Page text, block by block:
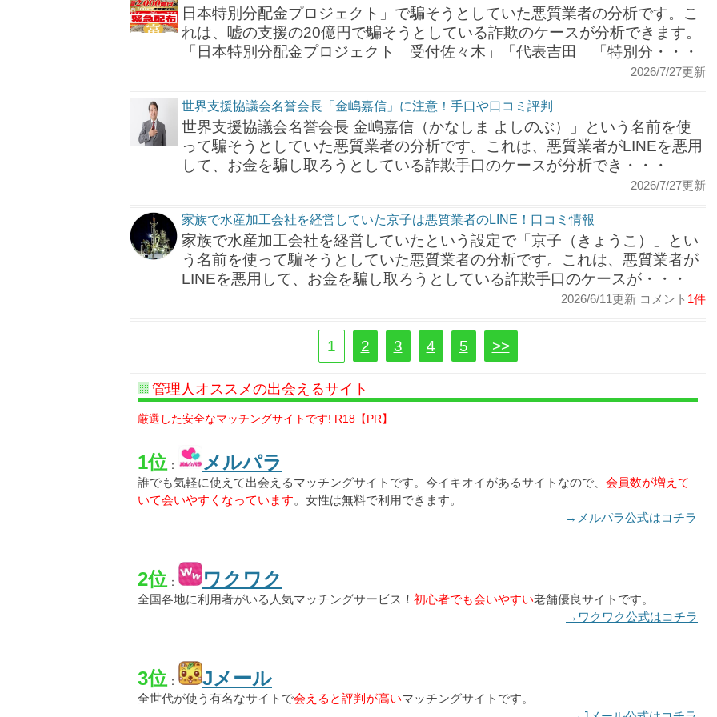
日本特別分配金プロジェクト」で騙そうとしていた悪質業者の分析です。こ
れは、嘘の支援の20億円で騙そうとしている詐欺のケースが分析できます。
「日本特別分配金プロジェクト 受付佐々木」「代表吉田」「特別分・・・
2026/7/27更新
世界支援協議会名誉会長「金嶋嘉信」に注意！手口や口コミ評判
世界支援協議会名誉会長 金嶋嘉信（かなしま よしのぶ）」という名前を使
って騙そうとしていた悪質業者の分析です。これは、悪質業者がLINEを悪用
して、お金を騙し取ろうとしている詐欺手口のケースが分析でき・・・
2026/7/27更新
家族で水産加工会社を経営していた京子は悪質業者のLINE！口コミ情報
家族で水産加工会社を経営していたという設定で「京子（きょうこ）」とい
う名前を使って騙そうとしていた悪質業者の分析です。これは、悪質業者が
LINEを悪用して、お金を騙し取ろうとしている詐欺手口のケースが・・・
2026/6/11更新 コメント 1件
1 2 3 4 5 >>
管理人オススメの出会えるサイト
厳選した安全なマッチングサイトです! R18【PR】
1位 ： メルパラ
誰でも気軽に使えて出会えるマッチングサイトです。今イキオイがあるサイトなので、 会員数が増えて
いて会いやすくなっています。女性は無料で利用できます。
→メルパラ公式はコチラ
2位 ： ワクワク
全国各地に利用者がいる人気マッチングサービス！ 初心者でも会いやすい老舗優良サイトです。
→ワクワク公式はコチラ
3位 ： Jメール
全世代が使う有名なサイトで会えると評判が高いマッチングサイトです。